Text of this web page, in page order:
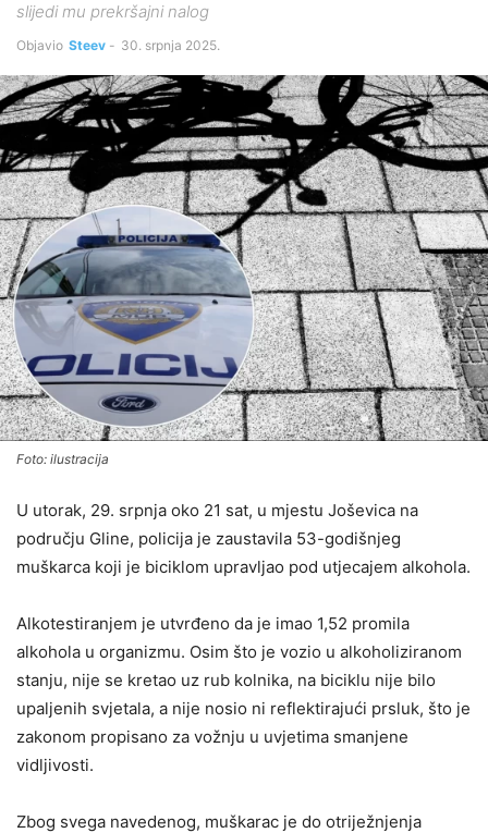
slijedi mu prekršajni nalog
Objavio Steev - 30. srpnja 2025.
Foto: ilustracija
U utorak, 29. srpnja oko 21 sat, u mjestu Joševica na
području Gline, policija je zaustavila 53-godišnjeg
muškarca koji je biciklom upravljao pod utjecajem alkohola.
Alkotestiranjem je utvrđeno da je imao 1,52 promila
alkohola u organizmu. Osim što je vozio u alkoholiziranom
stanju, nije se kretao uz rub kolnika, na biciklu nije bilo
upaljenih svjetala, a nije nosio ni reflektirajući prsluk, što je
zakonom propisano za vožnju u uvjetima smanjene
vidljivosti.
Zbog svega navedenog, muškarac je do otriježnjenja